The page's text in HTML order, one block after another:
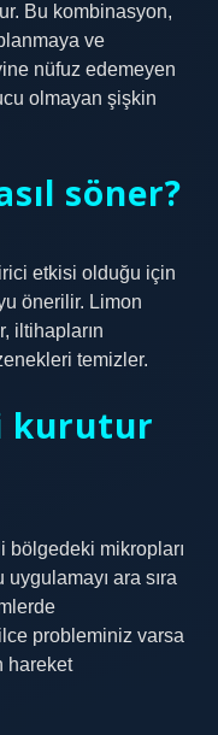
Bu kombinasyon,
ve
nüfuz edemeyen
olmayan şişkin
söner?
etkisi olduğu için
önerilir. Limon
iltihapların
temizler.
kurutur
bölgedeki mikropları
ara sıra
probleminiz varsa
hareket